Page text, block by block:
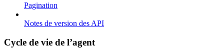
Pagination
Notes de version des API
Cycle de vie de l’agent